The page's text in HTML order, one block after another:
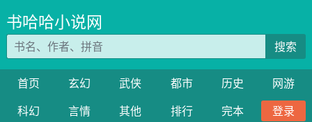
书哈哈小说网
搜索
首页 玄幻 武侠 都市 历史
网游
科幻
言情 其他 排行 完本 登录